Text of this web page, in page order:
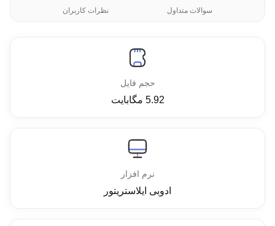
سوالات متداول
نظرات کاربران
حجم فایل
5.92 مگابایت
نرم افزار
ادوبی ایلاستریتور